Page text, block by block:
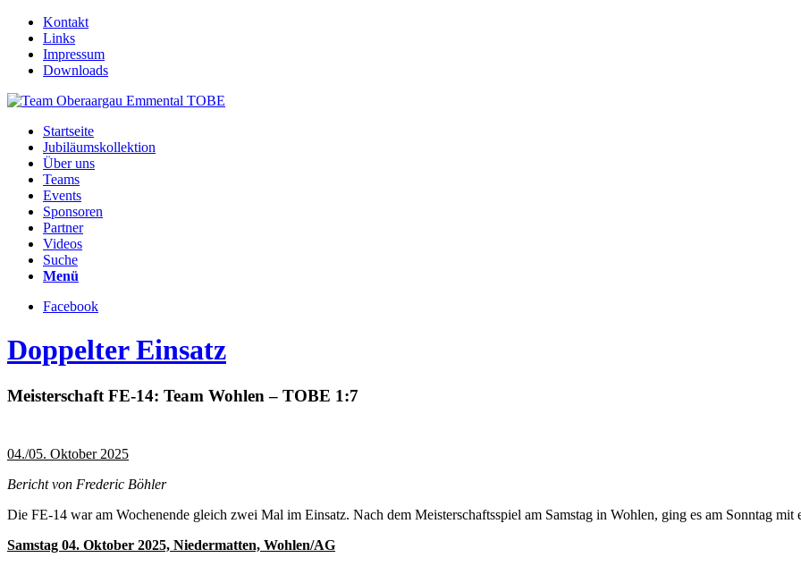
Kontakt
Links
Impressum
Downloads
Startseite
Jubiläumskollektion
Über uns
Teams
Events
Sponsoren
Partner
Videos
Suche
Menü
Facebook
Doppelter Einsatz
Meisterschaft FE-14: Team Wohlen – TOBE 1:7
04./05. Oktober 2025
Bericht von Frederic Böhler
Die FE-14 war am Wochenende gleich zwei Mal im Einsatz. Nach dem Meisterschaftsspiel am Samstag in Wohlen, ging es am Sonntag
Samstag 04. Oktober 2025, Niedermatten, Wohlen/AG